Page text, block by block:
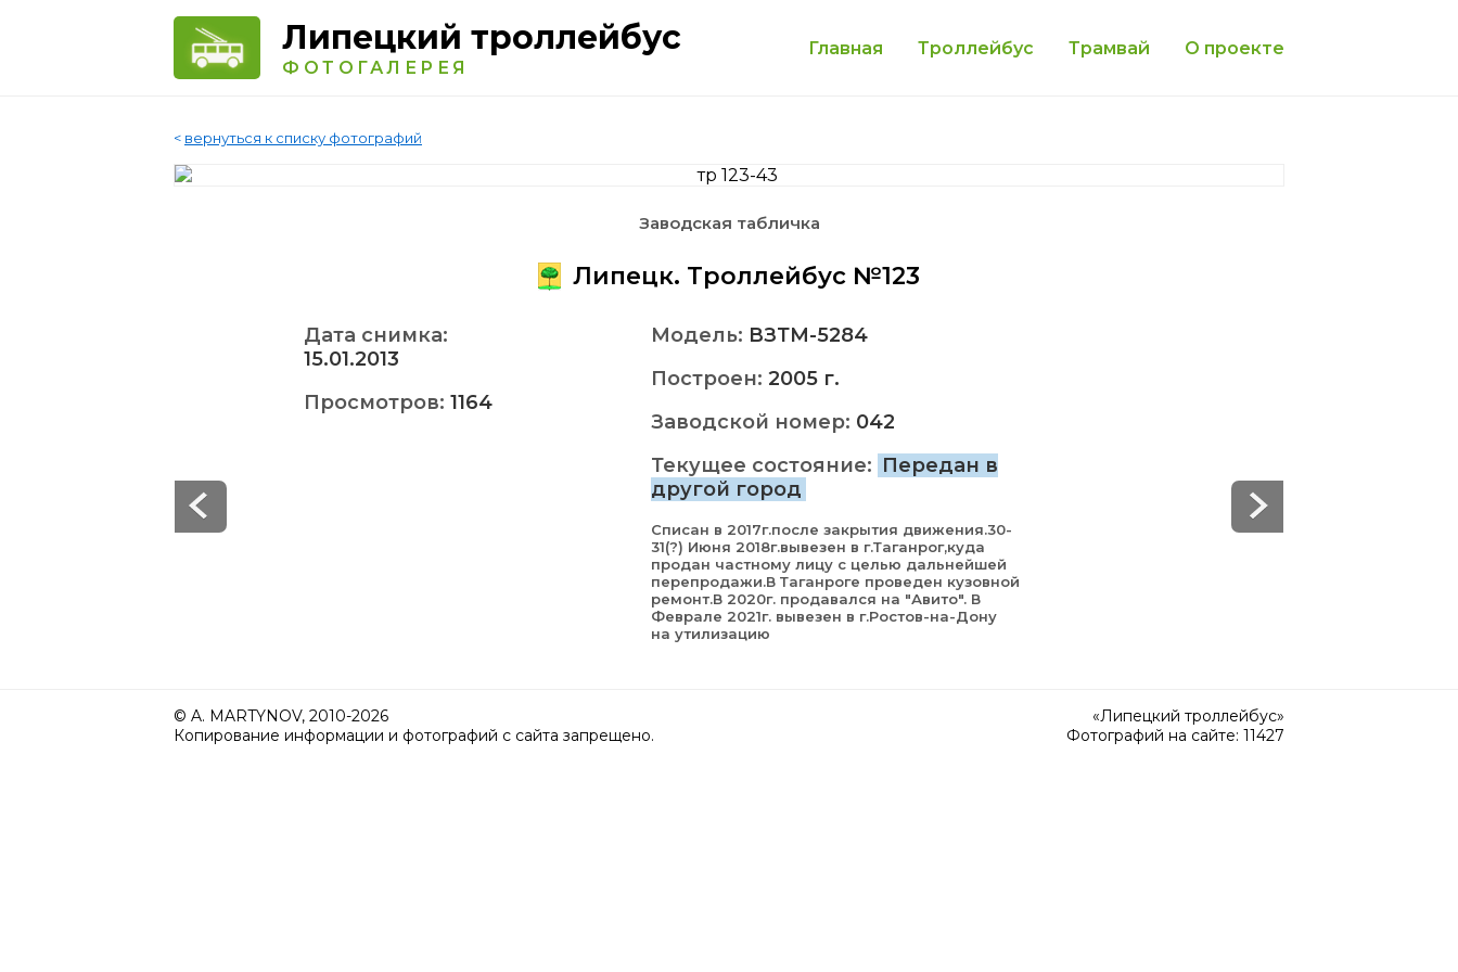
Липецкий троллейбус
ФОТОГАЛЕРЕЯ
Главная Троллейбус Трамвай О проекте
< вернуться к списку фотографий
Заводская табличка
Липецк. Троллейбус №123
Дата снимка:
15.01.2013
Просмотров: 1164
Модель: ВЗТМ-5284
Построен: 2005 г.
Заводской номер: 042
Текущее состояние: Передан в
другой город
Списан в 2017г.после закрытия движения.30-
31(?) Июня 2018г.вывезен в г.Таганрог,куда
продан частному лицу с целью дальнейшей
перепродажи.В Таганроге проведен кузовной
ремонт.В 2020г. продавался на "Авито". В
Феврале 2021г. вывезен в г.Ростов-на-Дону
на утилизацию
© A. MARTYNOV, 2010-2026
Копирование информации и фотографий с сайта запрещено.
«Липецкий троллейбус»
Фотографий на сайте: 11427